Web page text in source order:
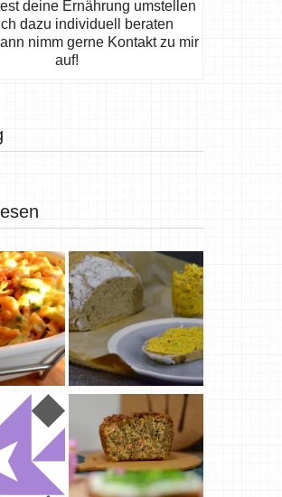
deine Ernährung umstellen
dazu individuell beraten
nimm gerne Kontakt zu mir
auf!